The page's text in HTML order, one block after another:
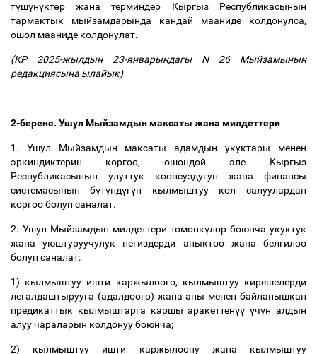
түшүнүктөр жана терминдер Кыргыз Республикасынын
тармактык мыйзамдарында кандай мааниде колдонулса,
ошол мааниде колдонулат.
(КР 2025-жылдын 23-январындагы N 26Мыйзамынын
редакциясына ылайык)
2-берене. Ушул Мыйзамдын максаты жана милдеттери
1. Ушул Мыйзамдын максаты адамдын укуктары менен
эркиндиктерин коргоо, ошондой эле Кыргыз
Республикасынын улуттук коопсуздугун жана финансы
системасынын бүтүндүгүн кылмыштуу кол салуулардан
коргоо болуп саналат.
2. Ушул Мыйзамдын милдеттери төмөнкүлөр боюнча укуктук
жана уюштуруучулук негиздерди аныктоо жана белгилөө
болуп саналат:
1) кылмыштуу ишти каржылоого, кылмыштуу кирешелерди
легалдаштырууга (адалдоого) жана аны менен байланышкан
предикаттык кылмыштарга каршы аракеттенүү үчүн алдын
алуу чараларын колдонуу боюнча;
2) кылмыштуу ишти каржылоону жана кылмыштуу